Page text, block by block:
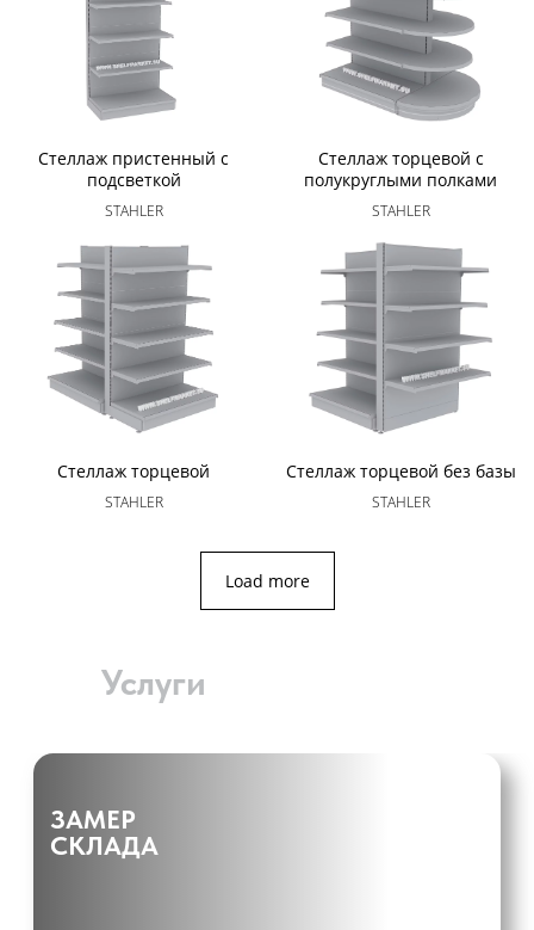
Стеллаж пристенный с
подсветкой
STAHLER
Стеллаж торцевой с
полукруглыми полками
STAHLER
Стеллаж торцевой
STAHLER
Стеллаж торцевой без базы
STAHLER
Load more
Услуги
ПРОЕКТ
СКАЛАДА